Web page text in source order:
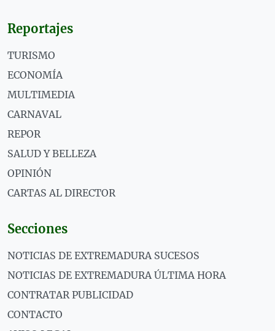
Reportajes
TURISMO
ECONOMÍA
MULTIMEDIA
CARNAVAL
REPOR
SALUD Y BELLEZA
OPINIÓN
CARTAS AL DIRECTOR
Secciones
NOTICIAS DE EXTREMADURA SUCESOS
NOTICIAS DE EXTREMADURA ÚLTIMA HORA
CONTRATAR PUBLICIDAD
CONTACTO